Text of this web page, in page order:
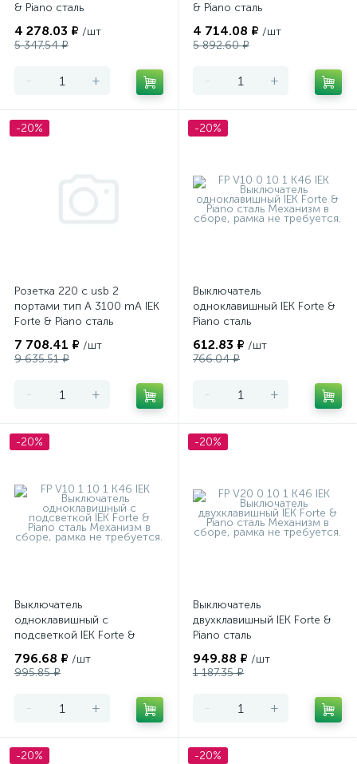
& Piano сталь
4 278.03 ₽ /шт
5 347.54 ₽
- +
& Piano сталь
4 714.08 ₽ /шт
5 892.60 ₽
- +
-20%
Розетка 220 с usb 2
портами тип А 3100 mA IEK
Forte & Piano сталь
7 708.41 ₽ /шт
9 635.51 ₽
- +
-20%
Выключатель
одноклавишный IEK Forte &
Piano сталь
612.83 ₽ /шт
766.04 ₽
- +
-20%
Выключатель
одноклавишный с
подсветкой IEK Forte &
796.68 ₽ /шт
995.85 ₽
- +
-20%
Выключатель
двухклавишный IEK Forte &
Piano сталь
949.88 ₽ /шт
1 187.35 ₽
- +
-20% -20%